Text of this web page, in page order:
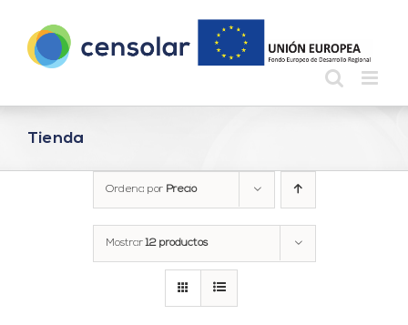
contenido
Tienda
Ordena por Precio
Mostrar12 productos